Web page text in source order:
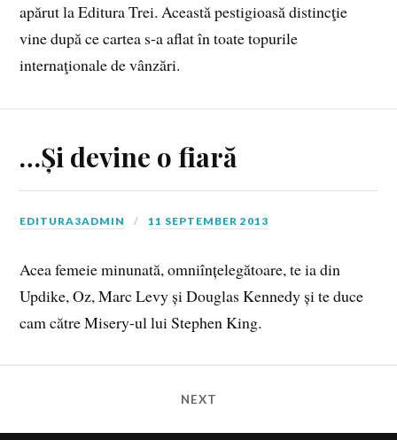
apărut la Editura Trei. Această pestigioasă distincţie
vine după ce cartea s-a aflat în toate topurile
internaţionale de vânzări.
…Și devine o fiară
EDITURA3ADMIN 11 SEPTEMBER 2013
Acea femeie minunată, omniînțelegătoare, te ia din
Updike, Oz, Marc Levy și Douglas Kennedy și te duce
cam către Misery-ul lui Stephen King.
NEXT